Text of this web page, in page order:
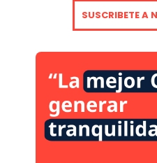
las
CX
SUSCRIBETE A